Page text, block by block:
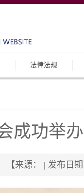
法律法规
成功举
【来源： | 发布日期